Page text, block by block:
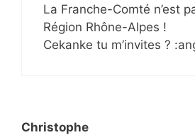
La Franche-Comté n’est
Région Rhône-Alpes !
Cekanke tu m’invites ?
Christophe